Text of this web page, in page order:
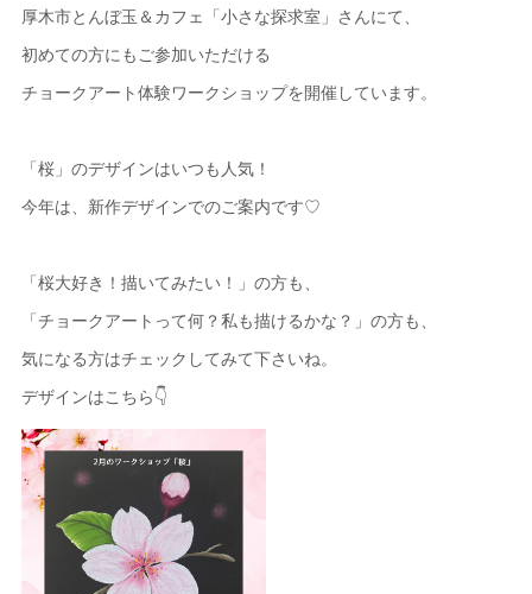
厚木市とんぼ玉＆カフェ「小さな探求室」さんにて、
初めての方にもご参加いただける
チョークアート体験ワークショップを開催しています。
「桜」のデザインはいつも人気！
今年は、新作デザインでのご案内です♡
「桜大好き！描いてみたい！」の方も、
「チョークアートって何？私も描けるかな？」の方も、
気になる方はチェックしてみて下さいね。
デザインはこちら👇